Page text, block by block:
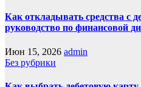
Как откладывать средства с
руководство по финансовой
Июн 15, 2026 admin
Без рубрики